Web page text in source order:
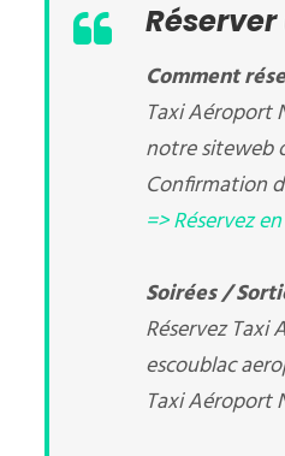
Comment
Taxi Aéroport
notre siteweb
Confirmation
=> Réservez
Soirées /
Réservez Taxi
escoublac
Taxi Aéroport